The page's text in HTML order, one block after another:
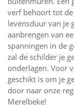
verf behoort tot
levensduur van je
aanbrengen van
spanningen in de
zal de schilder je
onderlagen. Voor
geschikt is om je
door naar onze
Merelbeke!